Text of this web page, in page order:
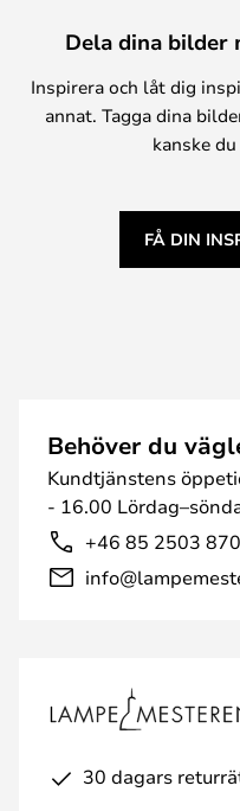
Dela dina bilder
Inspirera och låt dig
annat. Tagga dina
kanske
FÅ DIN
Behöver du
Kundtjänstens
- 16.00
+46 85 2503 870
30 dagars